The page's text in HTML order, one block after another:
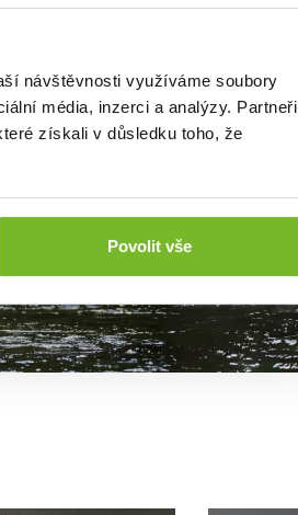
návštěvnosti využíváme soubory
média, inzerci a analýzy. Partneři
získali v důsledku toho, že
Povolit vše